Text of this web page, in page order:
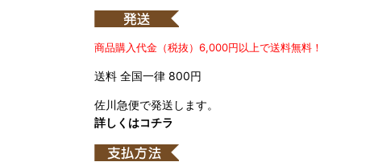
商品購入代金（税抜）6,000円以上で送料無料！
送料 全国一律 800円
佐川急便で発送します。
詳しくはコチラ